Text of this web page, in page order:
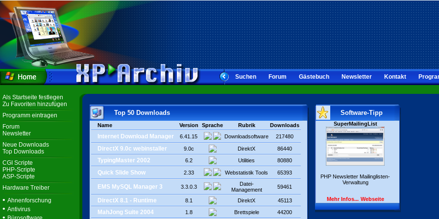
Suchen Forum Gästebuch Newsletter Kontakt
Als Startseite festlegen
Zu Favoriten hinzufügen
Programm eintragen
Forum
Newsletter
Neue Downloads
Top Downloads
CGI Scripte
PHP-Scripte
ASP-Scripte
Hardware Treiber
• Ahnenforschung
• Antivirus
•
Top 50 Downloads
Name Version Sprache Rubrik Downloads
Internet Download Manager 6.41.15 Downloadsoftware 217480
DirectX 9.0c webinstaller 9.0c DirektX 86440
TypingMaster 2002 6.2 Utilities 80880
Quick Slide Show 2.33 Webstatistik Tools 65393
EMS MySQL Manager 3 3.3.0.3
Datei-
Management
59461
DirectX 8.1 - Runtime 8.1 DirektX 45113
MahJong Suite 2004 1.8 Brettspiele 44200
Software-Tipp
SuperMailingList
PHP Newsletter Mailinglisten-
Verwaltung
Mehr Infos... Webseite